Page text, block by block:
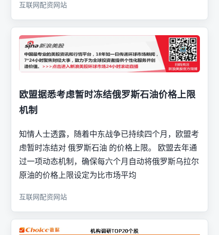
互联网配资网站
欧盟据悉考虑暂时冻结俄罗斯石油价格上限
机制
知情人士透露，随着中东战争已持续四个月，欧盟考
虑暂时冻结对 俄罗斯石油 的价格上限。 欧盟去年通
过一项动态机制，确保每六个月自动将俄罗斯乌拉尔
原油的价格上限设定为比市场平均
互联网配资网站